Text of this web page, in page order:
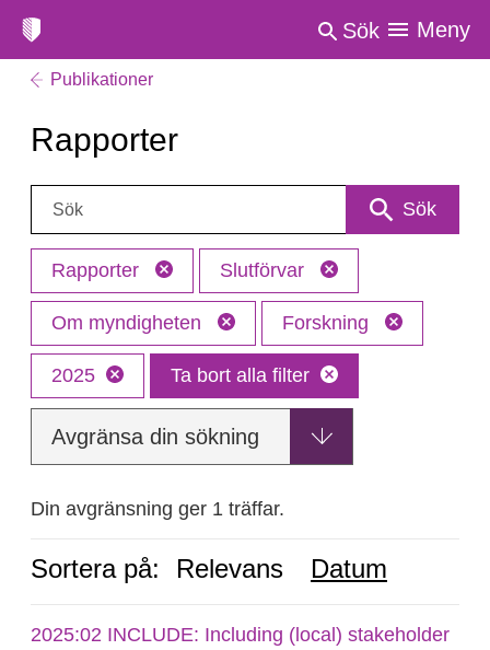
Sök Meny
Publikationer
Rapporter
Sök: Sök
Rapporter Slutförvar
Om myndigheten Forskning
2025 Ta bort alla filter
Avgränsa din sökning
Din avgränsning ger 1 träffar.
Sortera på: Relevans Datum
2025:02 INCLUDE: Including (local) stakeholder